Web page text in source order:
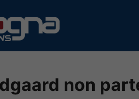
non